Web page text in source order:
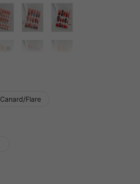
Canard/Flare